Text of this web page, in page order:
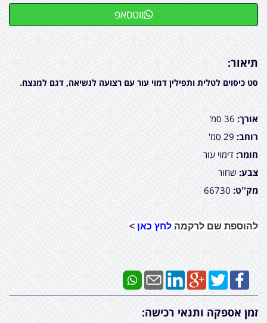
ווטסאפ
תיאור:
סט כיסוים לטלית ותפילין דמוי עור עם רצועה לנשיאה, דגם למנצח.
אורך: 36 סמ'
רוחב:
חומר: דימוי עור
צבע: שחור
מק''ט:
להוספת שם לרקמה לחץ כאן >
זמן אספקה ותנאי רכישה: